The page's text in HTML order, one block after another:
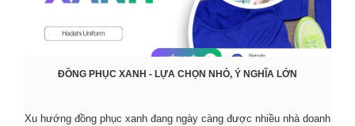
ĐỒNG PHỤC XANH - LỰA CHỌN NHỎ, Ý NGHĨA LỚN
Xu hướng đồng phục xanh đang ngày càng được nhiều nhà doanh